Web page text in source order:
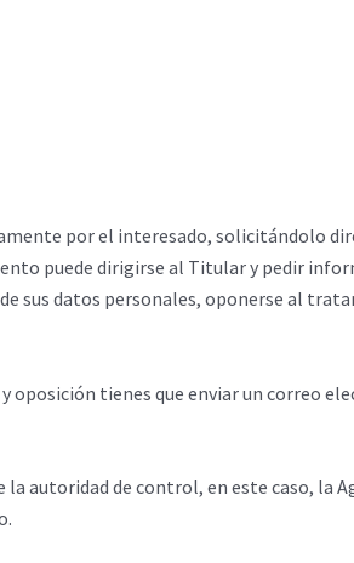
por el interesado, solicitándolo
puede dirigirse al Titular y pedir
datos personales, oponerse al
tienes que enviar un correo
autoridad de control, en este caso, la